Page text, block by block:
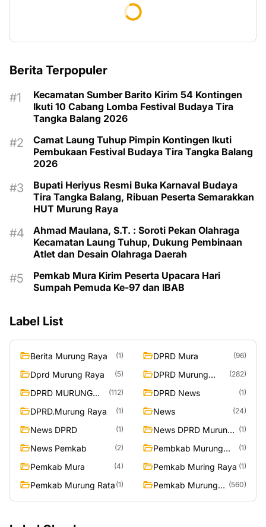
Berita Terpopuler
Kecamatan Sumber Barito Kirim 54 Kontingen
Ikuti 10 Cabang Lomba Festival Budaya Tira
Tangka Balang 2026
Camat Laung Tuhup Pimpin Kontingen Ikuti
Pembukaan Festival Budaya Tira Tangka Balang
2026
Bupati Heriyus Resmi Buka Karnaval Budaya
Tira Tangka Balang, Ribuan Peserta Semarakkan
HUT Murung Raya
Ahmad Maulana, S.T. : Soroti Pekan Olahraga
Kecamatan Laung Tuhup, Dukung Pembinaan
Atlet dan Desain Olahraga Daerah
Pemkab Mura Kirim Peserta Upacara Hari
Sumpah Pemuda Ke-97 dan IBAB
Label List
Berita Murung Raya (1) DPRD Mura (96)
Dprd Murung Raya (5)
DPRD Murung
(282)
DPRD MURUNG
(112) DPRD News (1)
DPRD.Murung Raya (1) News (24)
News DPRD (1)
News DPRD Murung
(1)
News Pemkab (2)
Pembkab Murung
(1)
Pemkab Mura (4) Pemkab Muring Raya (1)
Pemkab Murung Rata (1)
Pemkab Murung
(560)